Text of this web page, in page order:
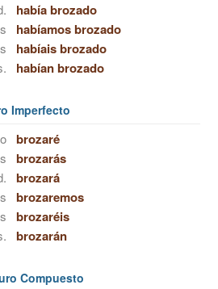
había brozado
habíamos brozado
habíais brozado
habían brozado
Imperfecto
brozaré
brozarás
brozará
brozaremos
brozaréis
brozarán
Compuesto